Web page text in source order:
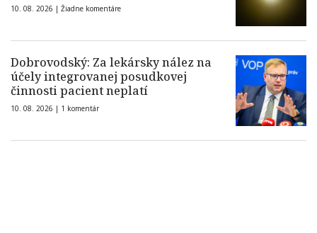
10. 08. 2026 | Žiadne komentáre
Dobrovodský: Za lekársky nález na
účely integrovanej posudkovej
činnosti pacient neplatí
10. 08. 2026 | 1 komentár